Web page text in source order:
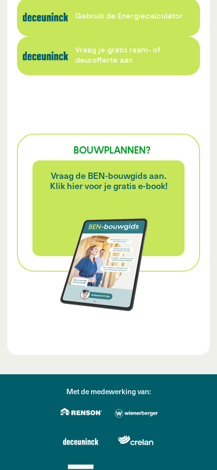
Gebruik de Energiecalculator
Vraag je gratis raam- of
deurofferte aan
BOUWPLANNEN?
Vraag de BEN-bouwgids aan.
Klik hier voor je gratis e-book!
Met de medewerking van: